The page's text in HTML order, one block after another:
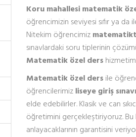
Koru mahallesi matematik
öğrencimizin seviyesi sıfır ya
Nitekim öğrencimiz
sınavlardaki soru tiplerinin
Matematik özel ders
Matematik özel dersile
öğrencilerimizliseye giriş
elde edebilirler. Klasik ve can
öğretimini gerçekleştiriyoruz. Bu
anlayacaklarının garantisini